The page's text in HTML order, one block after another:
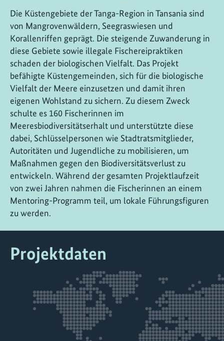
Die Küstengebiete der Tanga-Region in Tansania sind
von Mangrovenwäldern, Seegraswiesen und
Korallenriffen geprägt. Die steigende Zuwanderung in
diese Gebiete sowie illegale Fischereipraktiken
schaden der biologischen Vielfalt. Das Projekt
befähigte Küstengemeinden, sich für die biologische
Vielfalt der Meere einzusetzen und damit ihren
eigenen Wohlstand zu sichern. Zu diesem Zweck
schulte es 160 Fischerinnen im
Meeresbiodiversitätserhalt und unterstützte diese
dabei, Schlüsselpersonen wie Stadtratsmitglieder,
Autoritäten und Jugendliche zu mobilisieren, um
Maßnahmen gegen den Biodiversitätsverlust zu
entwickeln. Während der gesamten Projektlaufzeit
von zwei Jahren nahmen die Fischerinnen an einem
Mentoring-Programm teil, um lokale Führungsfiguren
zu werden.
Projektdaten